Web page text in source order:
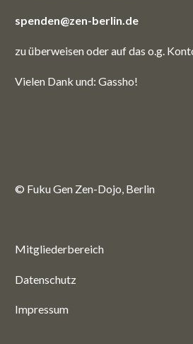
spenden@zen-berlin.de
zu überweisen oder auf das o.g.
Vielen Dank und: Gassho!
© Fuku Gen Zen-Dojo, Berlin
Mitgliederbereich
Datenschutz
Impressum